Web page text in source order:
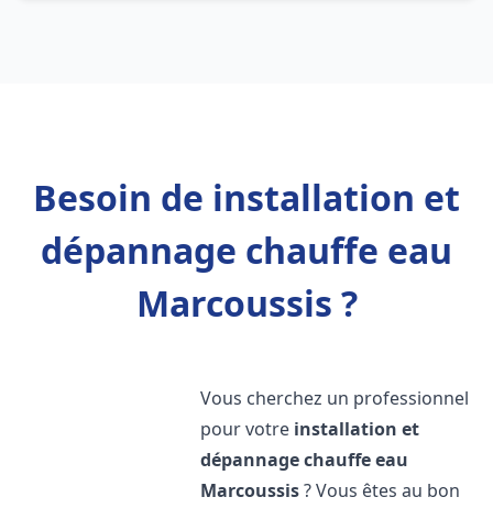
Besoin de installation et
dépannage chauffe eau
Marcoussis ?
Vous cherchez un professionnel
pour votre installation et
dépannage chauffe eau
Marcoussis? Vous êtes au bon